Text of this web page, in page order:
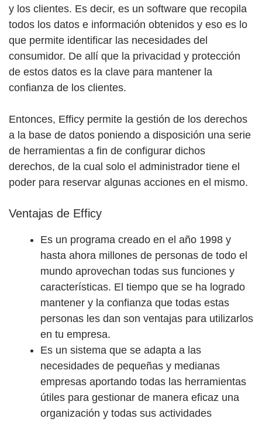
y los clientes. Es decir, es un software que recopila
todos los datos e información obtenidos y eso es lo
que permite identificar las necesidades del
consumidor. De allí que la privacidad y protección
de estos datos es la clave para mantener la
confianza de los clientes.
Entonces, Efficy permite la gestión de los derechos
a la base de datos poniendo a disposición una serie
de herramientas a fin de configurar dichos
derechos, de la cual solo el administrador tiene el
poder para reservar algunas acciones en el mismo.
Ventajas de Efficy
Es un programa creado en el año 1998 y
hasta ahora millones de personas de todo el
mundo aprovechan todas sus funciones y
características. El tiempo que se ha logrado
mantener y la confianza que todas estas
personas les dan son ventajas para utilizarlos
en tu empresa.
Es un sistema que se adapta a las
necesidades de pequeñas y medianas
empresas aportando todas las herramientas
útiles para gestionar de manera eficaz una
organización y todas sus actividades